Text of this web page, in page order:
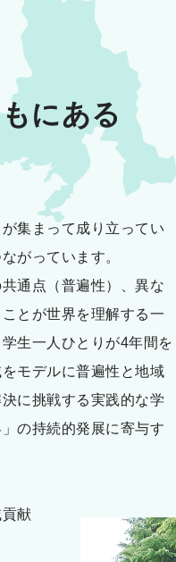
にある
集まって成り立ってい
がっています。
通点（普遍性）、異な
とが世界を理解する一
生一人ひとりが4年間を
モデルに普遍性と地域
に挑戦する実践的な学
の持続的発展に寄与す
献